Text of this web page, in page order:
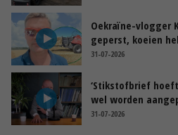
Oekraïne-vlogger
geperst, koeien
31-07-2026
‘Stikstofbrief
wel worden
31-07-2026